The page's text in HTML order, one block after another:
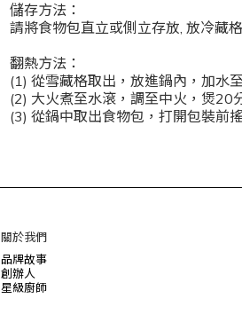
儲存方法：
請將食物包直立或側立存放, 放冷藏
翻熱方法：
(1) 從雪藏格取出，放進鍋內，加水
(2) 大火煮至水滾，調至中火，煲20
(3) 從鍋中取出食物包，打開包裝前
關於我們
品牌故事
創辦人
星級廚師